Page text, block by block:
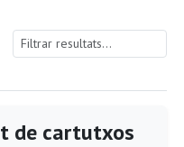
de cartutxos